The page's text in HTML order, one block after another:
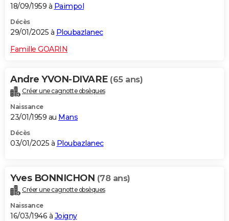
18/09/1959 à Paimpol
Décès
29/01/2025 à Ploubazlanec
Famille GOARIN
Andre YVON-DIVARE (65 ans)
Créer une cagnotte obsèques
Naissance
23/01/1959 au Mans
Décès
03/01/2025 à Ploubazlanec
Yves BONNICHON (78 ans)
Créer une cagnotte obsèques
Naissance
16/03/1946 à Joigny